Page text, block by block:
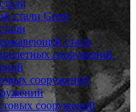
стали Grent
стали
сооружений
сооружений
сооружений